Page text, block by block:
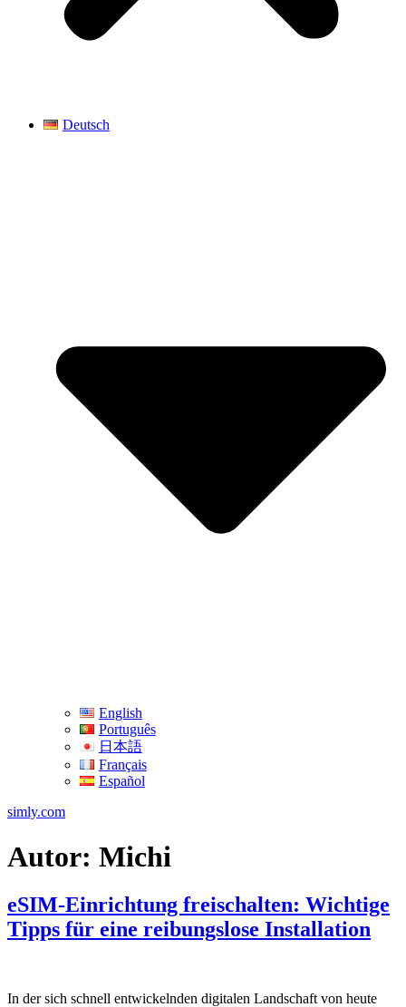
Deutsch
English
Português
日本語
Français
Español
simly.com
Autor: Michi
eSIM-Einrichtung freischalten: Wichtige
Tipps für eine reibungslose Installation
In der sich schnell entwickelnden digitalen Landschaft von heute